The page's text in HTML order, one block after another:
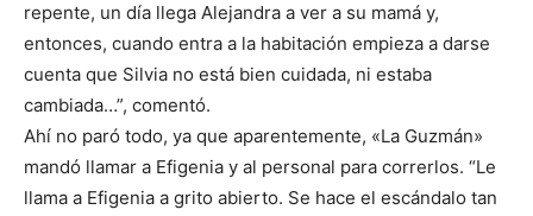
repente, un día llega Alejandra a ver a su mamá y,
entonces, cuando entra a la habitación empieza a darse
cuenta que Silvia no está bien cuidada, ni estaba
cambiada…”, comentó.
Ahí no paró todo, ya que aparentemente, «La Guzmán»
mandó llamar a Efigenia y al personal para correrlos. “Le
llama a Efigenia a grito abierto. Se hace el escándalo tan